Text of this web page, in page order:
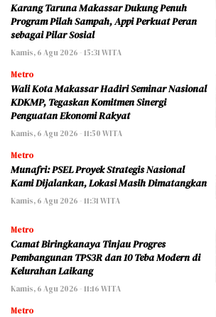
Karang Taruna Makassar Dukung Penuh
Program Pilah Sampah, Appi Perkuat Peran
sebagai Pilar Sosial
Kamis, 6 Agu 2026 - 15:31 WITA
Metro
Wali Kota Makassar Hadiri Seminar Nasional
KDKMP, Tegaskan Komitmen Sinergi
Penguatan Ekonomi Rakyat
Kamis, 6 Agu 2026 - 11:50 WITA
Metro
Munafri: PSEL Proyek Strategis Nasional
Kami Dijalankan, Lokasi Masih Dimatangkan
Kamis, 6 Agu 2026 - 11:31 WITA
Metro
Camat Biringkanaya Tinjau Progres
Pembangunan TPS3R dan 10 Teba Modern di
Kelurahan Laikang
Kamis, 6 Agu 2026 - 11:16 WITA
Metro